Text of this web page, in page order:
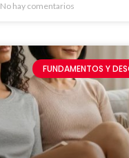
No hay comentarios
FUNDAMENTOS Y